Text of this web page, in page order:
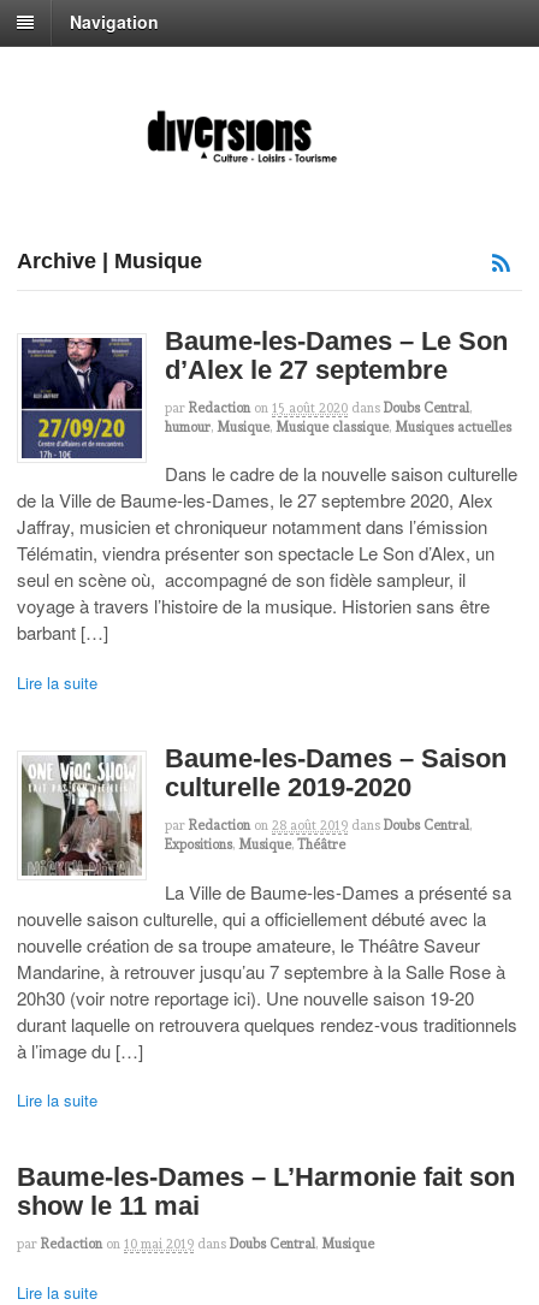
Navigation
Archive | Musique
Baume-les-Dames – Le Son
d’Alex le 27 septembre
par Redaction on 15 août 2020 dans Doubs Central,
humour, Musique, Musique classique, Musiques actuelles
Dans le cadre de la nouvelle saison culturelle
de la Ville de Baume-les-Dames, le 27 septembre 2020, Alex
Jaffray, musicien et chroniqueur notamment dans l’émission
Télématin, viendra présenter son spectacle Le Son d’Alex, un
seul en scène où, accompagné de son fidèle sampleur, il
voyage à travers l’histoire de la musique. Historien sans être
barbant […]
Lire la suite
Baume-les-Dames – Saison
culturelle 2019-2020
par Redaction on 28 août 2019 dans Doubs Central,
Expositions, Musique, Théâtre
La Ville de Baume-les-Dames a présenté sa
nouvelle saison culturelle, qui a officiellement débuté avec la
nouvelle création de sa troupe amateure, le Théâtre Saveur
Mandarine, à retrouver jusqu’au 7 septembre à la Salle Rose à
20h30 (voir notre reportage ici). Une nouvelle saison 19-20
durant laquelle on retrouvera quelques rendez-vous traditionnels
à l’image du […]
Lire la suite
Baume-les-Dames – L’Harmonie fait son
show le 11 mai
par Redaction on 10 mai 2019 dans Doubs Central, Musique
Lire la suite